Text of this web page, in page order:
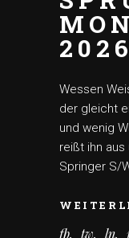
2026
Wessen
der gleicht
und wenig
reißt ihn aus
Springer S/
fb tw ln